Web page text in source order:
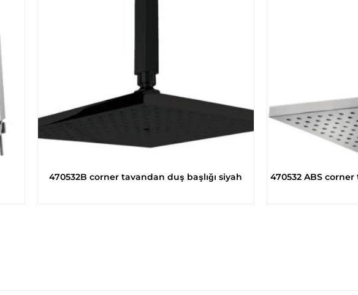
470532B corner tavandan duş başlığı siyah 470532 ABS corner